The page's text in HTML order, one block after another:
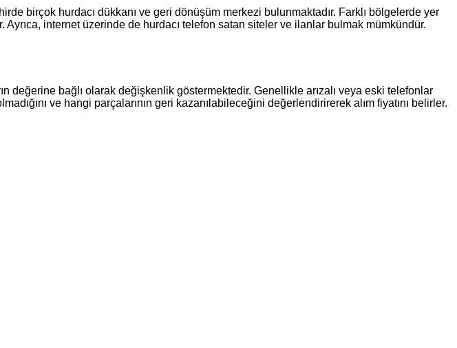
birçok hurdacı dükkanı ve geri dönüşüm merkezi bulunmaktadır. Farklı bölgelerde yer
internet üzerinde de hurdacı telefon satan siteler ve ilanlar bulmak mümkündür.
değerine bağlı olarak değişkenlik göstermektedir. Genellikle arızalı veya eski telefonlar
ve hangi parçalarının geri kazanılabileceğini değerlendirirerek alım fiyatını belirler.